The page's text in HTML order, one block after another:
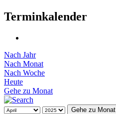
Terminkalender
Nach Jahr
Nach Monat
Nach Woche
Heute
Gehe zu Monat
Gehe zu Monat